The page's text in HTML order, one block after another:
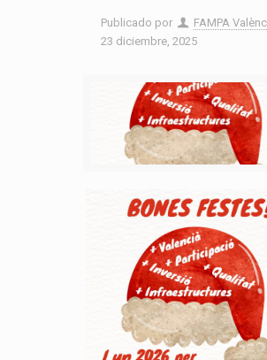
Publicado por FAMPA
23 diciembre, 2025